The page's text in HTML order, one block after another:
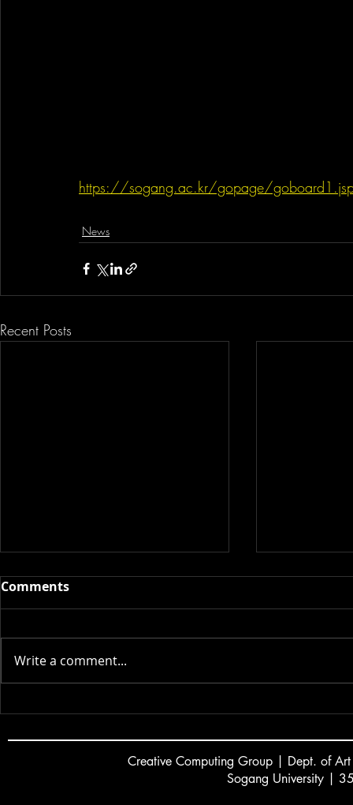
https://sogang.ac.kr/gopage/
News
Recent Posts
2026 스승의 날
Dayoung
Comments
Write a comment...
Creative Computing Group | Dept. of
Sogang University |